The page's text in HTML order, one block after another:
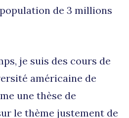
de 3 millions
je suis des cours de
américaine de
une thèse de
le thème justement de